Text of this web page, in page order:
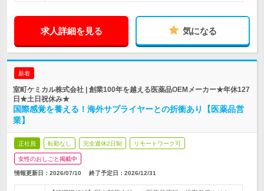
求人詳細を見る 気になる
新着
室町ケミカル株式会社 | 創業100年を越える医薬品OEMメーカー★年休127
日★土日祝休み★
国際感覚を養える！海外サプライヤーとの折衝あり【医薬品営
業】
正社員 転勤なし 完全週休2日制 リモートワーク可
女性のおしごと掲載中
情報更新日：2026/07/10 終了予定日： 2026/12/31